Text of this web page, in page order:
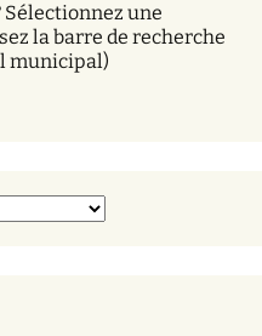
Sélectionnez une
la barre de recherche
municipal)